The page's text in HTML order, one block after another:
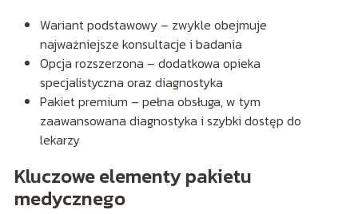
Wariant podstawowy – zwykle obejmuje
najważniejsze konsultacje i badania
Opcja rozszerzona – dodatkowa opieka
specjalistyczna oraz diagnostyka
Pakiet premium – pełna obsługa, w tym
zaawansowana diagnostyka i szybki dostęp do
lekarzy
Kluczowe elementy pakietu
medycznego